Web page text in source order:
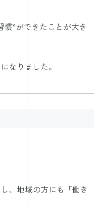
”ができたことが大き
なりました。
、地域の方にも「働き